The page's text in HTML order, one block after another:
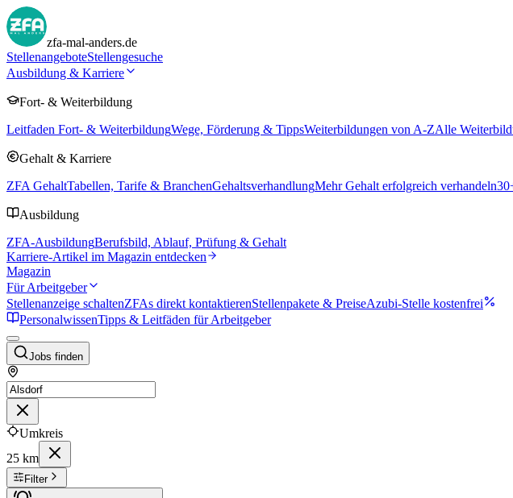
zfa-mal-anders.de
StellenangeboteStellengesuche
Ausbildung & Karriere
Fort- & Weiterbildung
Leitfaden Fort- & WeiterbildungWege, Förderung & TippsWeiterbildungen von A-ZAlle
Gehalt & Karriere
ZFA GehaltTabellen, Tarife & BranchenGehaltsverhandlungMehr Gehalt erfolgreich verhandeln30
Ausbildung
ZFA-AusbildungBerufsbild, Ablauf, Prüfung & Gehalt
Karriere-Artikel im Magazin entdecken
Magazin
Für Arbeitgeber
Stellenanzeige schaltenZFAs direkt kontaktierenStellenpakete & PreiseAzubi-Stelle kostenfrei
PersonalwissenTipps & Leitfäden für Arbeitgeber
Jobs finden
Umkreis
25 km
Filter